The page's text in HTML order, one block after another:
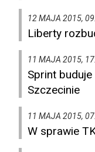
12 MAJA 2015,
Liberty
11 MAJA 2015,
Sprint
Szczecinie
11 MAJA 2015,
W sprawie